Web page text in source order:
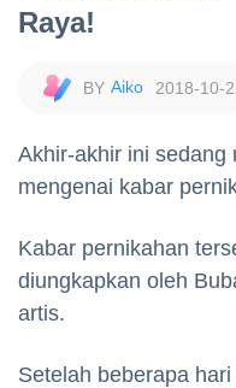
Raya!
Aiko 2018-10-
Akhir-akhir ini sedang
mengenai kabar
Kabar pernikahan
diungkapkan oleh
artis.
Setelah beberapa